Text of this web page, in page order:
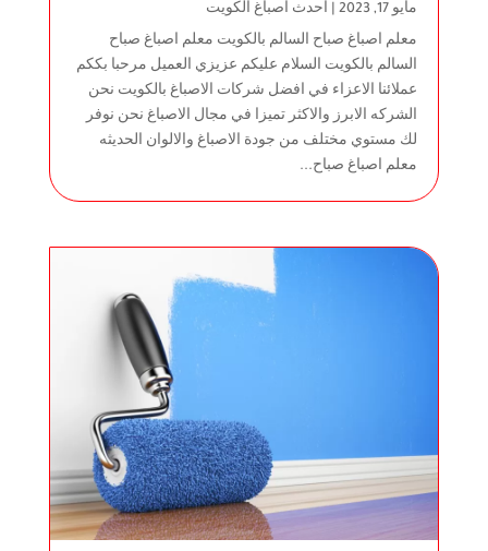
مايو 17, 2023 | احدث اصباغ الكويت
معلم اصباغ صباح السالم بالكويت معلم اصباغ صباح
السالم بالكويت السلام عليكم عزيزي العميل مرحبا بككم
عملائنا الاعزاء في افضل شركات الاصباغ بالكويت نحن
الشركه الابرز والاكثر تميزا في مجال الاصباغ نحن نوفر
لك مستوي مختلف من جودة الاصباغ والالوان الحديثه
معلم اصباغ صباح...